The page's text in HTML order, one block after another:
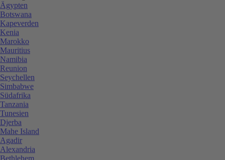
Ägypten
Botswana
Kapeverden
Kenia
Marokko
Mauritius
Namibia
Reunion
Seychellen
Simbabwe
Südafrika
Tanzania
Tunesien
Djerba
Mahe Island
Agadir
Alexandria
Bethlehem